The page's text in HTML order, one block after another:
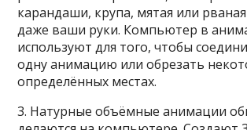
карандаши, крупа, мятая или
даже ваши руки. Компьютер в
используют для того, чтобы
одну анимацию или обрезать
определённых местах.
3. Натурные объёмные анимации